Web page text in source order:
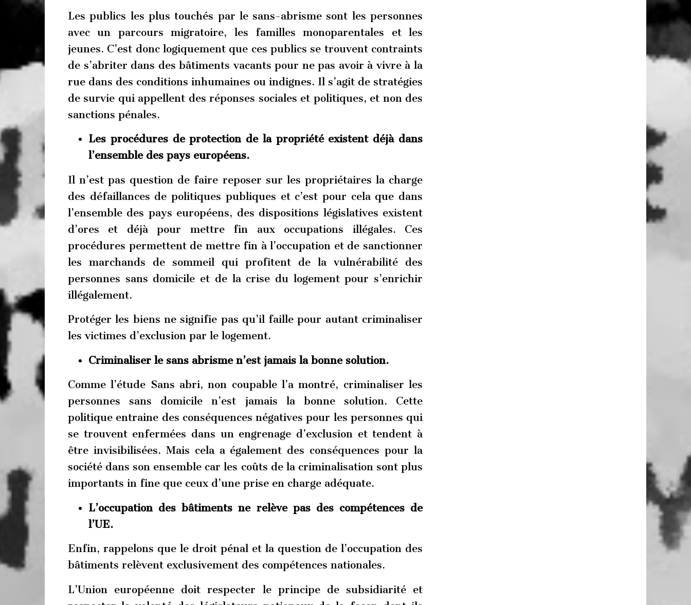
Les publics les plus touchés par le sans-abrisme sont les personnes
avec un parcours migratoire, les familles monoparentales et les
jeunes. C’est donc logiquement que ces publics se trouvent contraints
de s’abriter dans des bâtiments vacants pour ne pas avoir à vivre à la
rue dans des conditions inhumaines ou indignes. Il s’agit de stratégies
de survie qui appellent des réponses sociales et politiques, et non des
sanctions pénales.
Les procédures de protection de la propriété existent déjà dans
l’ensemble des pays européens.
Il n’est pas question de faire reposer sur les propriétaires la charge
des défaillances de politiques publiques et c’est pour cela que dans
l’ensemble des pays européens, des dispositions législatives existent
d’ores et déjà pour mettre fin aux occupations illégales. Ces
procédures permettent de mettre fin à l’occupation et de sanctionner
les marchands de sommeil qui profitent de la vulnérabilité des
personnes sans domicile et de la crise du logement pour s’enrichir
illégalement.
Protéger les biens ne signifie pas qu’il faille pour autant criminaliser
les victimes d’exclusion par le logement.
Criminaliser le sans abrisme n’est jamais la bonne solution.
Comme l’étude Sans abri, non coupable l’a montré, criminaliser les
personnes sans domicile n’est jamais la bonne solution. Cette
politique entraine des conséquences négatives pour les personnes qui
se trouvent enfermées dans un engrenage d’exclusion et tendent à
être invisibilisées. Mais cela a également des conséquences pour la
société dans son ensemble car les coûts de la criminalisation sont plus
importants in fine que ceux d’une prise en charge adéquate.
L’occupation des bâtiments ne relève pas des compétences de
l’UE.
Enfin, rappelons que le droit pénal et la question de l’occupation des
bâtiments relèvent exclusivement des compétences nationales.
L’Union européenne doit respecter le principe de subsidiarité et